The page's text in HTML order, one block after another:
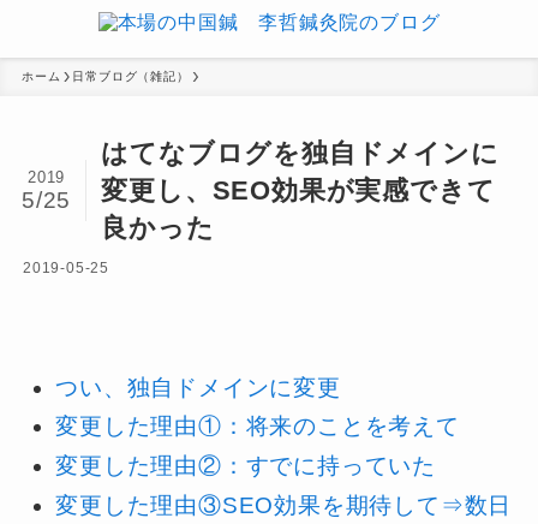
ホーム 日常ブログ（雑記）
はてなブログを独自ドメインに
変更し、SEO効果が実感できて
良かった
2019
5/25
2019-05-25
つい、独自ドメインに変更
変更した理由①：将来のことを考えて
変更した理由②：すでに持っていた
変更した理由③SEO効果を期待して⇒数日